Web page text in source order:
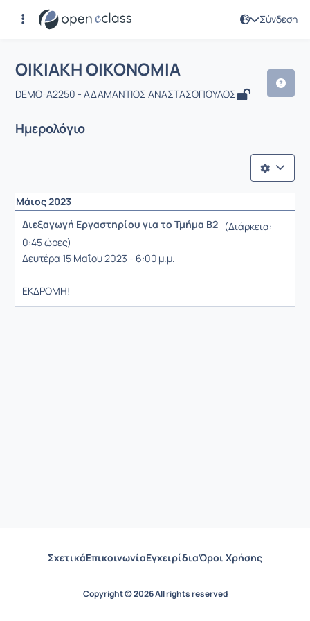
Σύνδεση
Μάθημα : ΟΙΚΙΑΚΗ ΟΙΚΟΝΟΜΙΑ
ΟΙΚΙΑΚΗ ΟΙΚΟΝΟΜΙΑ
DEMO-A2250 - ΑΔΑΜΑΝΤΙΟΣ ΑΝΑΣΤΑΣΟΠΟΥΛΟΣ
Ημερολόγιο
Μάιος 2023
Διεξαγωγή Εργαστηρίου για το Τμήμα Β2 (Διάρκεια:
0:45 ώρες)
Δευτέρα 15 Μαΐου 2023 - 6:00 μ.μ.
ΕΚΔΡΟΜΗ!
ΣχετικάΕπικοινωνίαΕγχειρίδιαΌροι Χρήσης
Copyright © 2026 All rights reserved